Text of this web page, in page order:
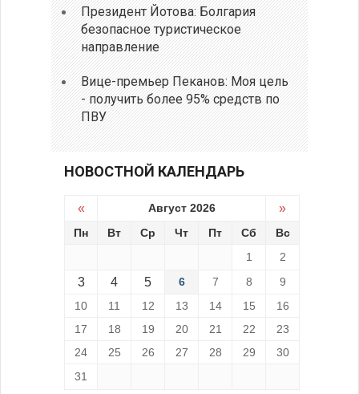
Президент Йотова: Болгария
безопасное туристическое
направление
Вице-премьер Пеканов: Моя цель
- получить более 95% средств по
ПВУ
НОВОСТНОЙ КАЛЕНДАРЬ
« Август 2026 »
Пн Вт Ср Чт Пт Сб
Вс
1
2
3 4 5 6 7 8
9
10
11 12 13 14 15
16
17
18 19 20 21 22
23
24
25 26 27 28 29
30
31